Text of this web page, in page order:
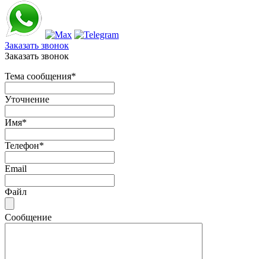
Заказать звонок
Заказать звонок
Тема сообщения*
Уточнение
Имя*
Телефон*
Email
Файл
Сообщение